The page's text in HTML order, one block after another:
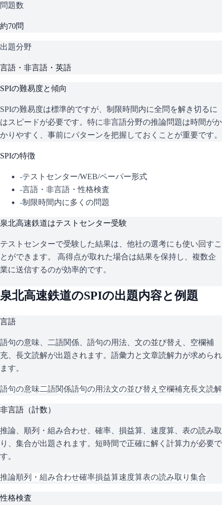
問題数
約70問
出題分野
言語・非言語・英語
SPIの難易度と傾向
SPIの難易度は標準的ですが、制限時間内に全問を解き切るに
はスピードが必要です。特に非言語分野の推論問題は時間がか
かりやすく、事前にパターンを把握しておくことが重要です。
SPIの特徴
-テストセンター/WEB/ペーパー形式
-言語・非言語・性格検査
-制限時間内に多くの問題
泉北高速鉄道はテストセンター受験
テストセンターで受験した結果は、他社の選考にも使い回すこ
とができます。 高得点が取れた場合は結果を保持し、複数企
業に送信するのが効率的です。
泉北高速鉄道のSPIの出題内容と例題
言語
語句の意味、二語関係、語句の用法、文の並び替え、空欄補
充、長文読解が出題されます。語彙力と文章読解力が求められ
ます。
語句の意味二語関係語句の用法文の並び替え 空欄補充長文読解
非言語（計数）
推論、順列・組み合わせ、確率、損益算、速度算、表の読み取
り、集合が出題されます。短時間で正確に解く計算力が必要で
す。
推論順列・組み合わせ確率損益算速度算表の読み取り 集合
性格検査